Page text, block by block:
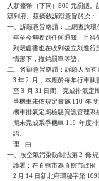
人新臺幣（下同）500 元罰鍰
辯到府。茲摘敘訴辯意旨於次：
一、訴願意旨略謂：上網查詢
年至今無收到任何通知，且
到裁處書也在收到後立刻進
    情形下，撤銷罰單等語。
二、答辯意旨略謂：訴願人所有
3 年 2  月，本應於每年行車
至 3  月 31 日間）完成排
爭機車未依規定實施 110
機車排氣定期檢驗資訊管理
期未完成系爭機車 110  年
    語。
    理    由
一、按空氣污染防制法第 2  條
護署；在直轄市為直轄市政
2 月 14 日新北府環秘字第